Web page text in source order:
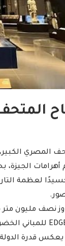
المصري
أهرامات
لعظمة
نصف مليون
يعكس قدرة